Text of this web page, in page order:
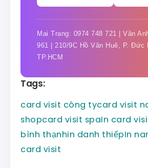
Mai Trang: 0974 748 721 | Vân
961 | 210/9C Hồ Văn Huê, P. Đức
TP.HCM
Tags:
card visit công tycard visit
shopcard visit spaIn card
bình thạnhin danh thiếpIn
card visit